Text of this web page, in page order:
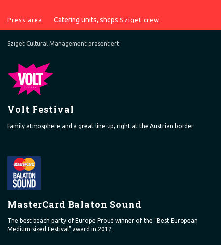
Press area Catering units, shops Sziget crew
Sziget Cultural Management präsentiert:
Volt Festival
Family atmosphere and a great line-up, right at the Austrian border
MasterCard Balaton Sound
The best beach party of Europe Proud winner of the “Best European
Medium-sized Festival” award in 2012